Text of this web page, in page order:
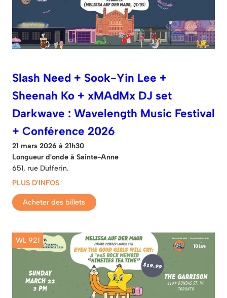
Slash Need + Sook-Yin Lee +
Sheenah Ko + xMAdMx DJ set
Darkwave : Wavelength Music Festival
+ Conférence 2026
21 mars 2026 à 21h30
Longueur d'onde à Sainte-Anne
651, rue Dufferin.
PLUS D'INFOS
Acheter des billets
WL 921